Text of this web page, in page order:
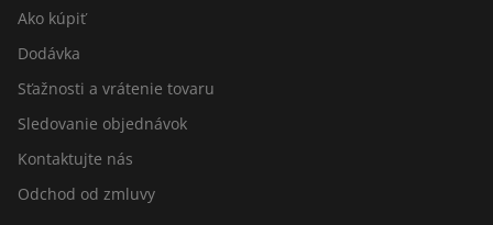
Ako kúpiť
Dodávka
Sťažnosti a vrátenie tovaru
Sledovanie objednávok
Kontaktujte nás
Odchod od zmluvy